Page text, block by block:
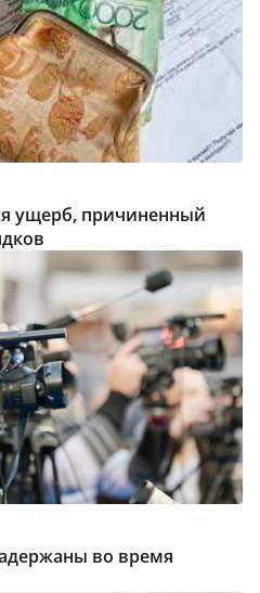
ущерб, причиненный
во время